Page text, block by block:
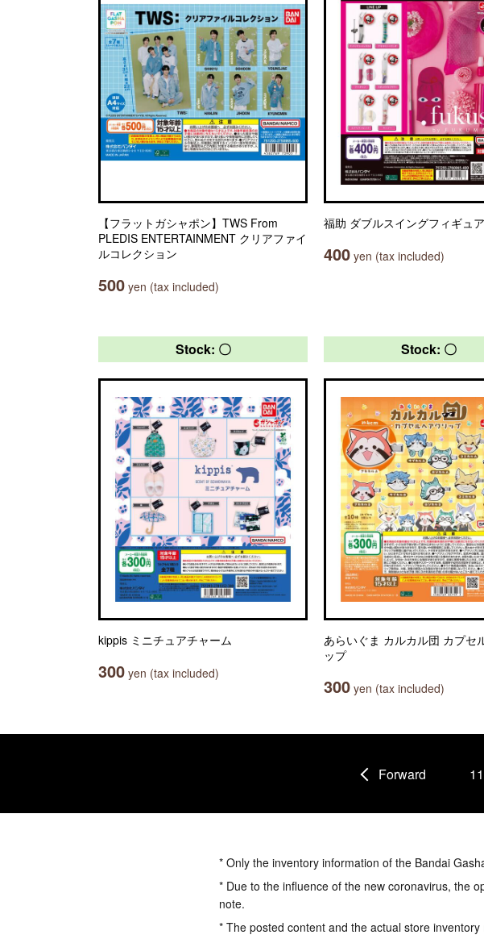
【フラットガシャポン】TWS From
PLEDIS ENTERTAINMENT クリアファイ
ルコレクション
500 yen (tax included)
福助 ダブルスイングフィギュア
400 yen (tax included)
Stock: 〇
kippis ミニチュアチャーム
300 yen (tax included)
Stock: 〇
あらいぐま カルカル団 カプセ
ップ
300 yen (tax included)
Forward 11
* Only the inventory information of the Bandai
* Due to the influence of the new coronavirus, the
note.
* The posted content and the actual store inventory